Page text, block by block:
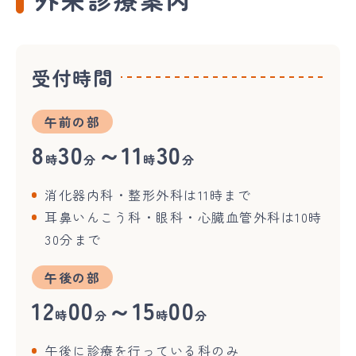
受付時間
午前の部
8時30分 ～11 時30分
消化器内科・整形外科は11時まで
耳鼻いんこう科・眼科・心臓血管外科は10時
30分まで
午後の部
12時00分 ～15時00分
午後に診療を行っている科のみ